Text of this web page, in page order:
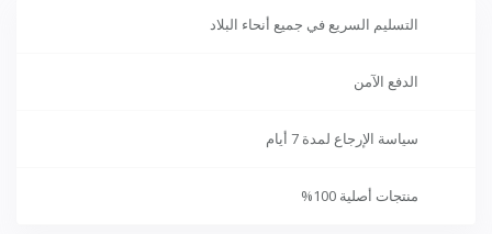
التسليم السريع في جميع أنحاء البلاد
الدفع الآمن
سياسة الإرجاع لمدة 7 أيام
منتجات أصلية 100%